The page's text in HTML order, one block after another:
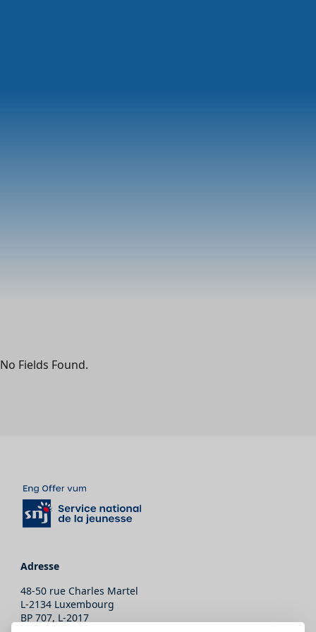
No Fields Found.
Adresse
48-50 rue Charles Martel
L-2134 Luxembourg
BP 707, L-2017